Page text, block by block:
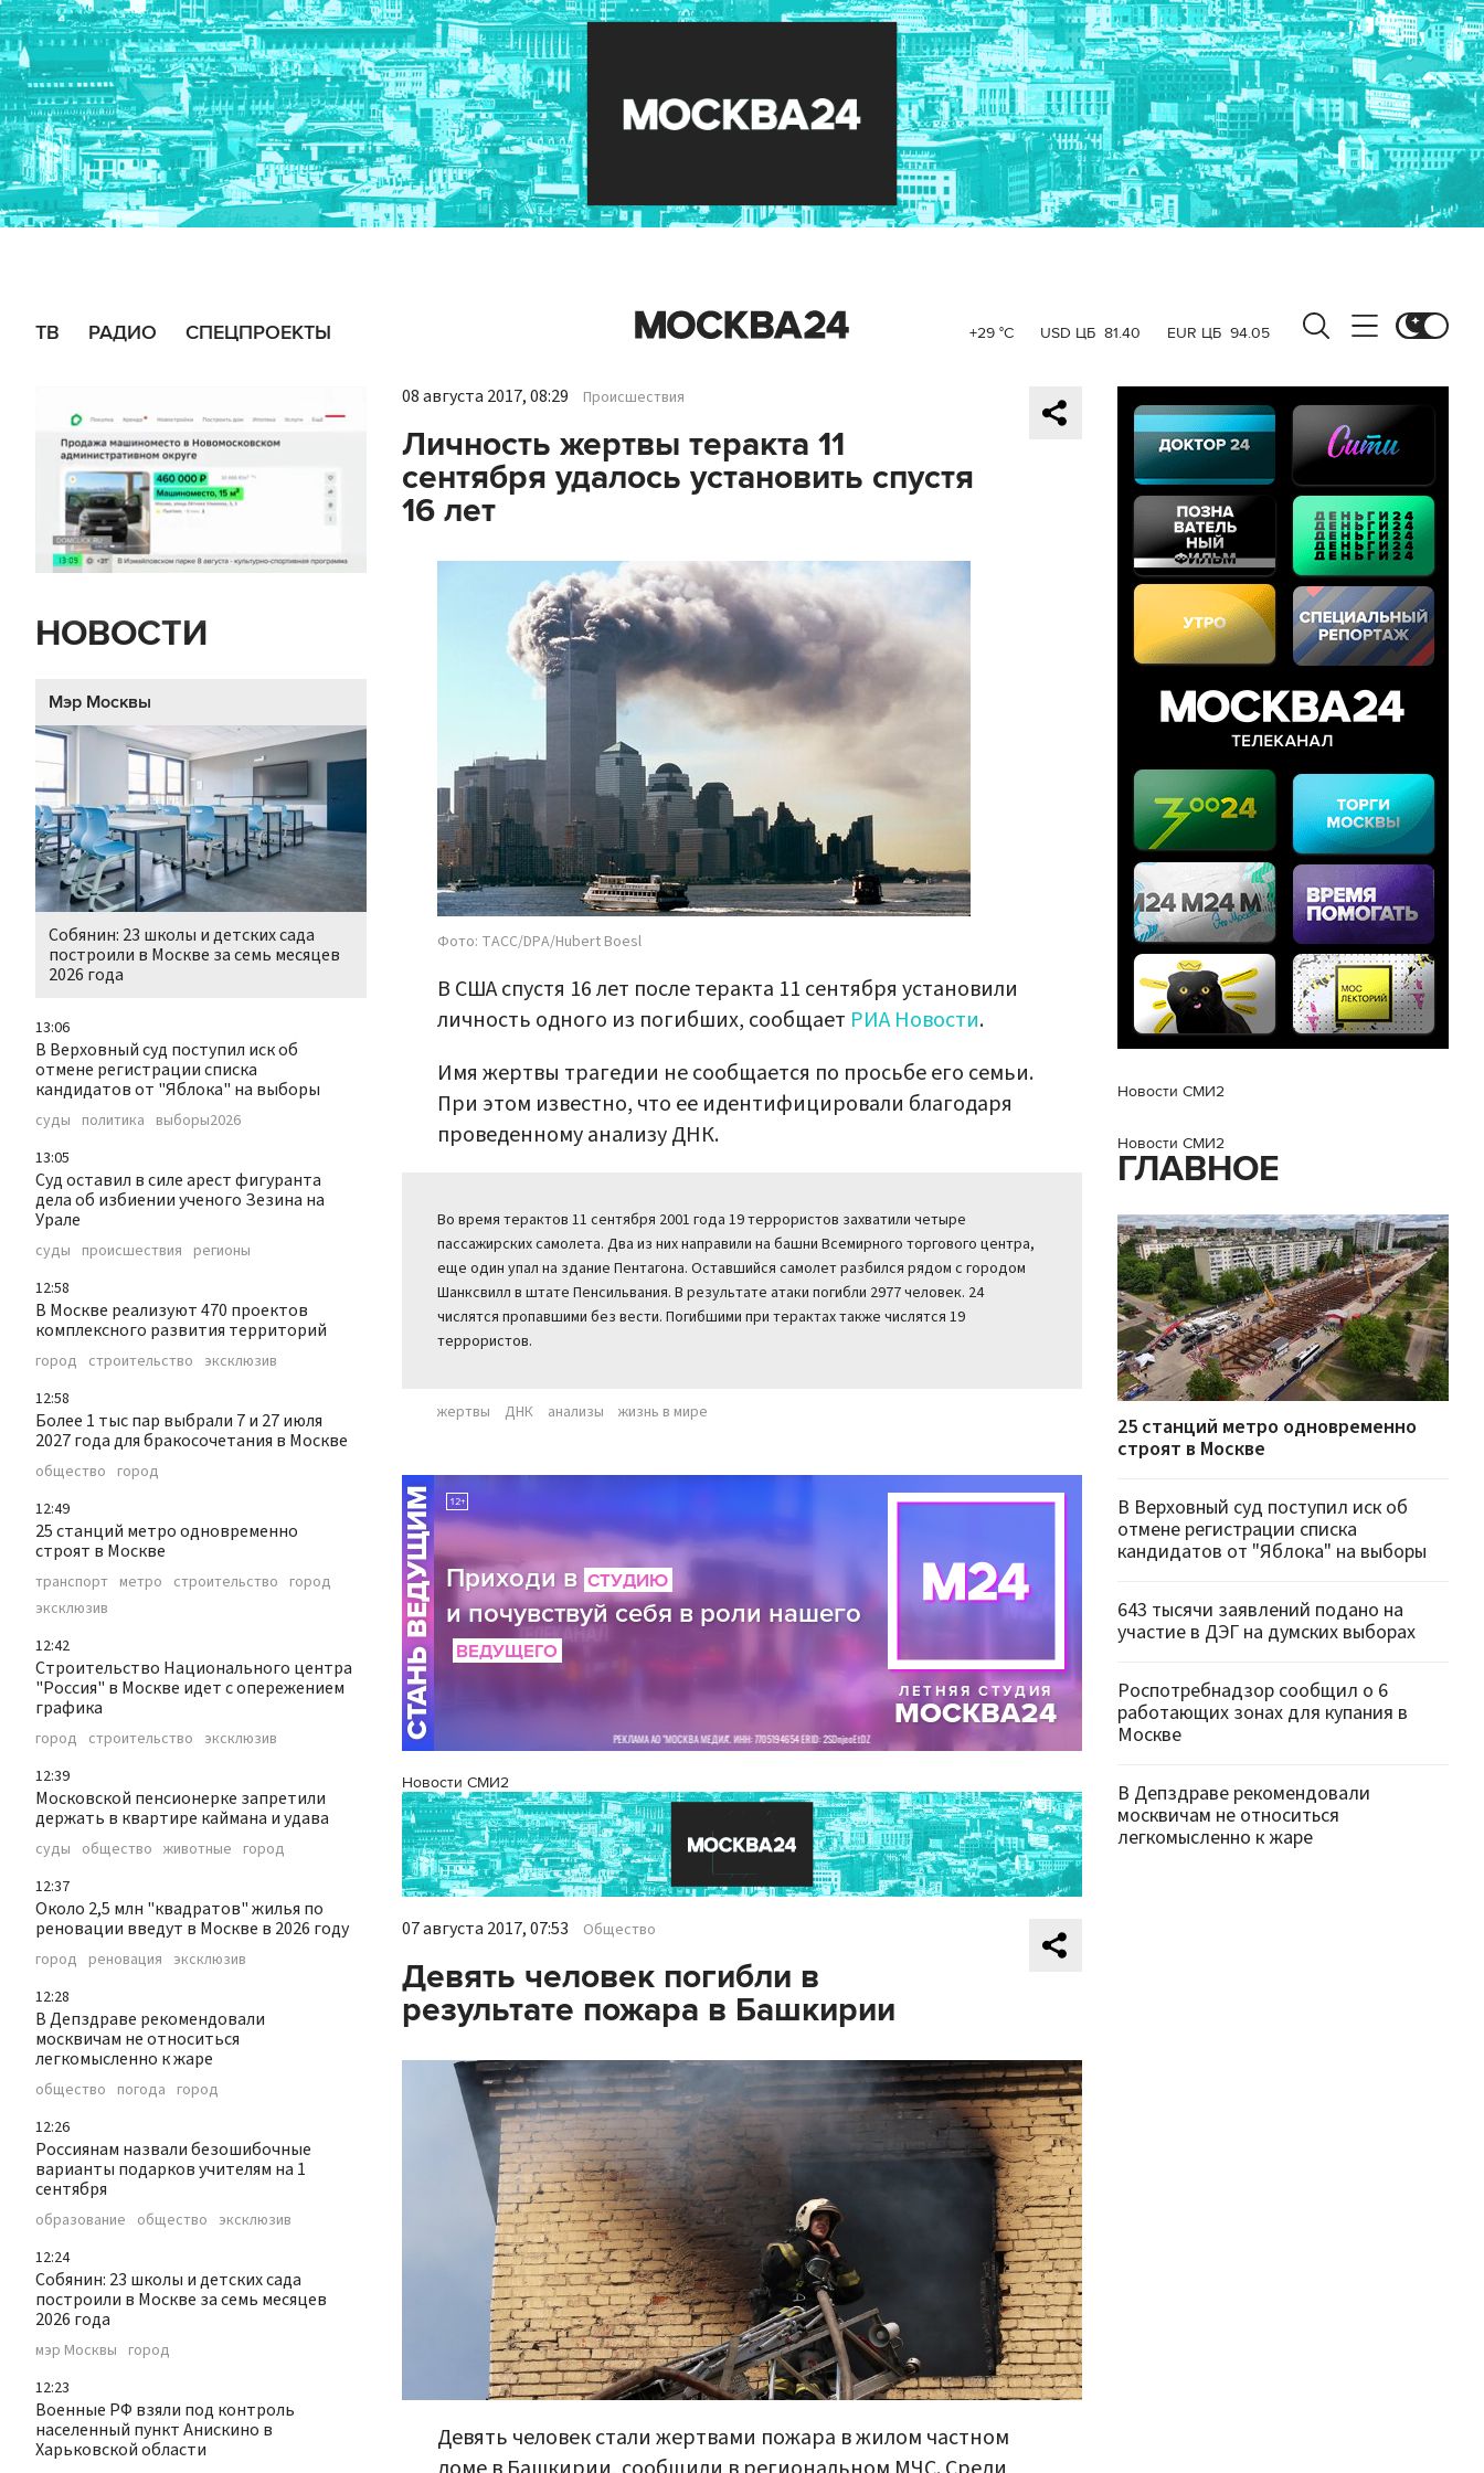
ТВ РАДИО СПЕЦПРОЕКТЫ +29 °C USD ЦБ 81.40 EUR ЦБ 94.05
НОВОСТИ
Мэр Москвы
Собянин: 23 школы и детских сада
построили в Москве за семь месяцев
2026 года
13:06
В Верховный суд поступил иск об
отмене регистрации списка
кандидатов от "Яблока" на выборы
суды политика выборы2026
13:05
Суд оставил в силе арест фигуранта
дела об избиении ученого Зезина на
Урале
суды происшествия регионы
12:58
В Москве реализуют 470 проектов
комплексного развития территорий
город строительство эксклюзив
12:58
Более 1 тыс пар выбрали 7 и 27 июля
2027 года для бракосочетания в Москве
общество город
12:49
25 станций метро одновременно
строят в Москве
транспорт метро строительство город
эксклюзив
12:42
Строительство Национального центра
"Россия" в Москве идет с опережением
графика
город строительство эксклюзив
12:39
Московской пенсионерке запретили
держать в квартире каймана и удава
суды общество животные город
12:37
Около 2,5 млн "квадратов" жилья по
реновации введут в Москве в 2026 году
город реновация эксклюзив
12:28
В Депздраве рекомендовали
москвичам не относиться
легкомысленно к жаре
общество погода город
12:26
Россиянам назвали безошибочные
варианты подарков учителям на 1
сентября
образование общество эксклюзив
12:24
Собянин: 23 школы и детских сада
построили в Москве за семь месяцев
2026 года
мэр Москвы город
12:23
Военные РФ взяли под контроль
населенный пункт Анискино в
Харьковской области
08 августа 2017, 08:29 Происшествия
Личность жертвы теракта 11
сентября удалось установить спустя
16 лет
Фото: ТАСС/DPA/Hubert Boesl
В США спустя 16 лет после теракта 11 сентября установили
личность одного из погибших, сообщает РИА Новости.
Имя жертвы трагедии не сообщается по просьбе его семьи.
При этом известно, что ее идентифицировали благодаря
проведенному анализу ДНК.
Во время терактов 11 сентября 2001 года 19 террористов захватили четыре
пассажирских самолета. Два из них направили на башни Всемирного торгового центра,
еще один упал на здание Пентагона. Оставшийся самолет разбился рядом с городом
Шанксвилл в штате Пенсильвания. В результате атаки погибли 2977 человек. 24
числятся пропавшими без вести. Погибшими при терактах также числятся 19
террористов.
жертвы ДНК анализы жизнь в мире
Новости СМИ2
Новости СМИ2
Новости СМИ2
ГЛАВНОЕ
25 станций метро одновременно
строят в Москве
В Верховный суд поступил иск об
отмене регистрации списка
кандидатов от "Яблока" на выборы
643 тысячи заявлений подано на
участие в ДЭГ на думских выборах
Роспотребнадзор сообщил о 6
работающих зонах для купания в
Москве
В Депздраве рекомендовали
москвичам не относиться
легкомысленно к жаре
07 августа 2017, 07:53 Общество
Девять человек погибли в
результате пожара в Башкирии
Девять человек стали жертвами пожара в жилом частном